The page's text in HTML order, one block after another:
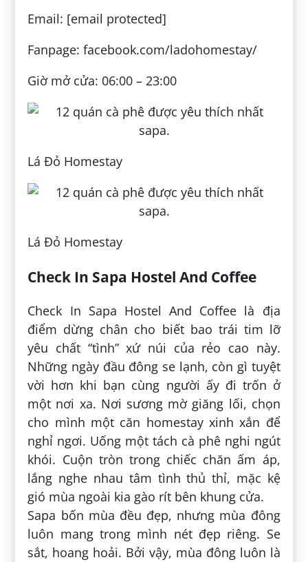
Email: [email protected]
Fanpage: facebook.com/ladohomestay/
Giờ mở cửa: 06:00 – 23:00
Lá Đỏ Homestay
Lá Đỏ Homestay
Check In Sapa Hostel And Coffee
Check In Sapa Hostel And Coffee là địa
điểm dừng chân cho biết bao trái tim lỡ
yêu chất “tình” xứ núi của rẻo cao này.
Những ngày đầu đông se lạnh, còn gì tuyệt
vời hơn khi bạn cùng người ấy đi trốn ở
một nơi xa. Nơi sương mờ giăng lối, chọn
cho mình một căn homestay xinh xắn để
nghỉ ngơi. Uống một tách cà phê nghi ngút
khói. Cuộn tròn trong chiếc chăn ấm áp,
lắng nghe nhau tâm tình thủ thỉ, mặc kệ
gió mùa ngoài kia gào rít bên khung cửa.
Sapa bốn mùa đều đẹp, nhưng mùa đông
luôn mang trong mình nét đẹp riêng. Se
sắt, hoang hoải. Bởi vậy, mùa đông luôn là